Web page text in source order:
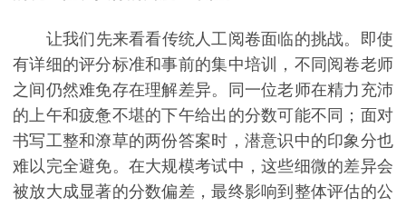
让我们先来看看传统人工阅卷面临的挑战。即使
有详细的评分标准和事前的集中培训，不同阅卷老师
之间仍然难免存在理解差异。同一位老师在精力充沛
的上午和疲惫不堪的下午给出的分数可能不同；面对
书写工整和潦草的两份答案时，潜意识中的印象分也
难以完全避免。在大规模考试中，这些细微的差异会
被放大成显著的分数偏差，最终影响到整体评估的公